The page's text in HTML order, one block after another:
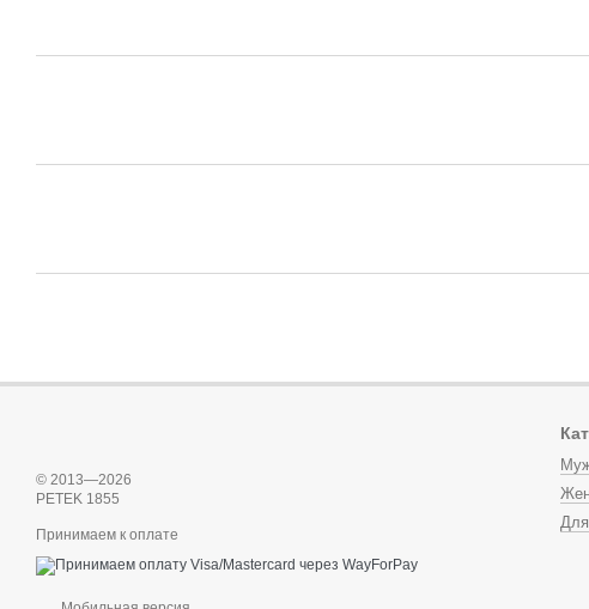
© 2013—2026
PETEK 1855
Принимаем к оплате